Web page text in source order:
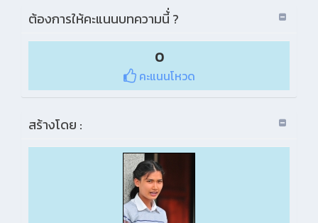
ต้องการให้คะแนนบทความนี้่ ?
0
คะแนนโหวด
สร้างโดย :